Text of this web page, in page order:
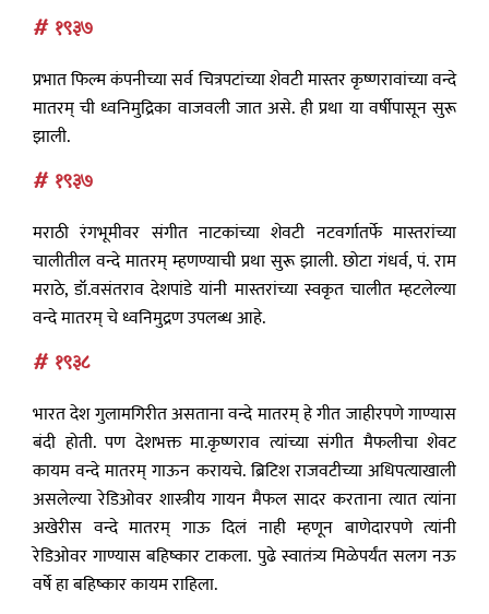
# १९३७
प्रभात फिल्म कंपनीच्या सर्व चित्रपटांच्या शेवटी मास्तर कृष्णरावांच्या वन्दे
मातरम् ची ध्वनिमुद्रिका वाजवली जात असे. ही प्रथा या वर्षीपासून सुरू
झाली.
# १९३७
मराठी रंगभूमीवर संगीत नाटकांच्या शेवटी नटवर्गातर्फे मास्तरांच्या
चालीतील वन्दे मातरम् म्हणण्याची प्रथा सुरू झाली. छोटा गंधर्व, पं. राम
मराठे, डॉ.वसंतराव देशपांडे यांनी मास्तरांच्या स्वकृत चालीत म्हटलेल्या
वन्दे मातरम् चे ध्वनिमुद्रण उपलब्ध आहे.
# १९३८
भारत देश गुलामगिरीत असताना वन्दे मातरम् हे गीत जाहीरपणे गाण्यास
बंदी होती. पण देशभक्त मा.कृष्णराव त्यांच्या संगीत मैफलीचा शेवट
कायम वन्दे मातरम् गाऊन करायचे. ब्रिटिश राजवटीच्या अधिपत्याखाली
असलेल्या रेडिओवर शास्त्रीय गायन मैफल सादर करताना त्यात त्यांना
अखेरीस वन्दे मातरम् गाऊ दिलं नाही म्हणून बाणेदारपणे त्यांनी
रेडिओवर गाण्यास बहिष्कार टाकला. पुढे स्वातंत्र्य मिळेपर्यंत सलग नऊ
वर्षे हा बहिष्कार कायम राहिला.